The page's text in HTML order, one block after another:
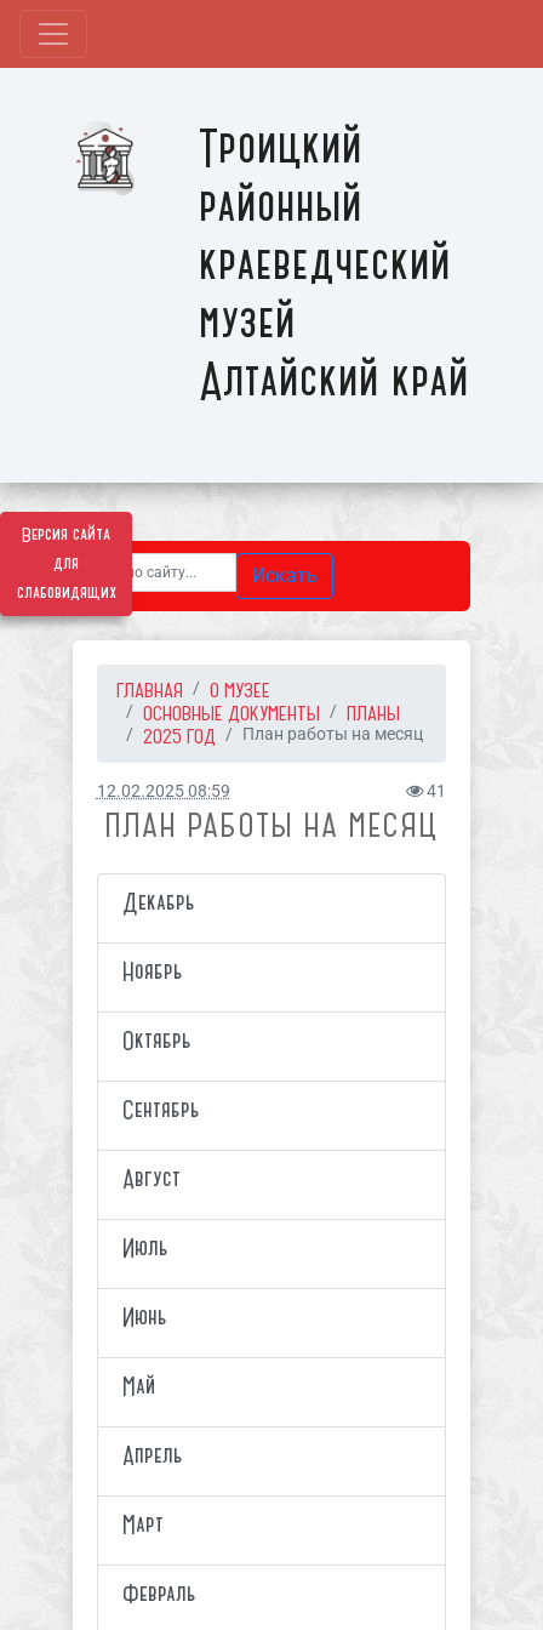
Версия сайта
для
слабовидящих
Троицкий
районный
краеведческий
музей
Алтайский край
Искать
ГЛАВНАЯ
О МУЗЕЕ
ОСНОВНЫЕ ДОКУМЕНТЫ
ПЛАНЫ
2025 ГОД
План работы на месяц
12.02.2025 08:59 41
ПЛАН РАБОТЫ НА МЕСЯЦ
Декабрь
Ноябрь
Октябрь
Сентябрь
Август
Июль
Июнь
Май
Апрель
Март
Февраль